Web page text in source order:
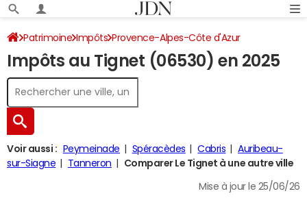
Patrimoine Impôts Provence-Alpes-Côte d'Azur
Alpes-Maritimes Le Tignet Impôt sur le revenu
Impôts au Tignet (06530) en 2025
Voir aussi : Peymeinade Spéracèdes Cabris
Auribeau-
sur-Siagne
Tanneron Comparer Le Tignet à une autre ville
Mise à jour le 25/06/26